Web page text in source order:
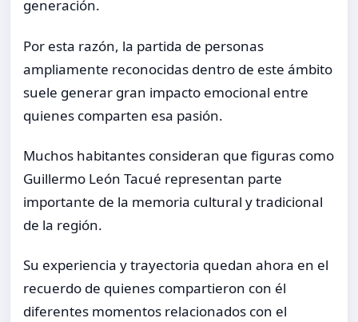
generación.
Por esta razón, la partida de personas
ampliamente reconocidas dentro de este ámbito
suele generar gran impacto emocional entre
quienes comparten esa pasión.
Muchos habitantes consideran que figuras como
Guillermo León Tacué representan parte
importante de la memoria cultural y tradicional
de la región.
Su experiencia y trayectoria quedan ahora en el
recuerdo de quienes compartieron con él
diferentes momentos relacionados con el